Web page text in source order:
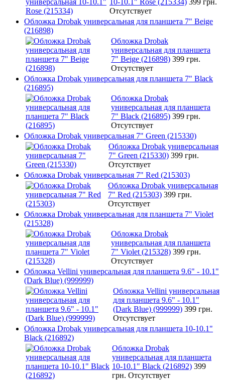
Отсутствует
Обложка Drobak универсальная для планшета 7" Beige
(216898)
Обложка Drobak
универсальная для планшета
7" Beige (216898) 399 грн.
Отсутствует
Обложка Drobak универсальная для планшета 7" Black
(216895)
Обложка Drobak
универсальная для планшета
7" Black (216895) 399 грн.
Отсутствует
Обложка Drobak универсальная 7" Green (215330)
Обложка Drobak универсальная
7" Green (215330) 399 грн.
Отсутствует
Обложка Drobak универсальная 7" Red (215303)
Обложка Drobak универсальная
7" Red (215303) 399 грн.
Отсутствует
Обложка Drobak универсальная для планшета 7" Violet
(215328)
Обложка Drobak
универсальная для планшета
7" Violet (215328) 399 грн.
Отсутствует
Обложка Vellini универсальная для планшета 9.6" - 10.1"
(Dark Blue) (999999)
Обложка Vellini универсальная
для планшета 9.6" - 10.1"
(Dark Blue) (999999) 399 грн.
Отсутствует
Обложка Drobak универсальная для планшета 10-10.1"
Black (216892)
Обложка Drobak
универсальная для планшета
10-10.1" Black (216892) 399
грн. Отсутствует